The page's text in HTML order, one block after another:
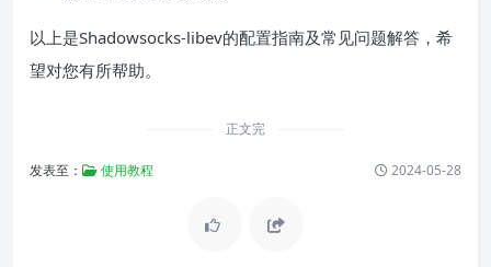
以上是Shadowsocks-libev的配置指南及常见问题解答，希
望对您有所帮助。
正文完
发表至： 使用教程 2024-05-28